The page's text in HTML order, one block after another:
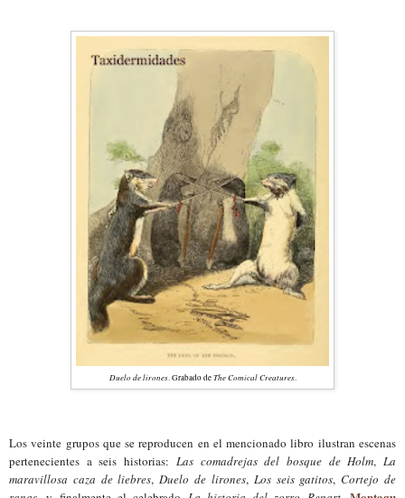
Duelo de lirones. Grabado deThe Comical Creatures.
Los veinte grupos que se reproducen en el mencionado libro ilustran escenas
pertenecientes aseis historias: Las comadrejas del bosque de Holm,La
maravillosa caza de liebres,Duelo de lirones, Los seis gatitos,Cortejo de